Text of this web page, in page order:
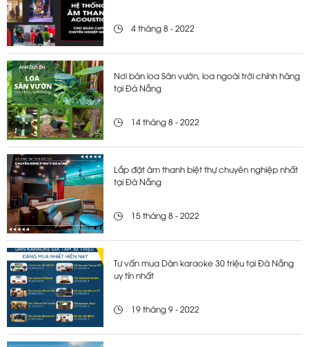
4 tháng 8 - 2022
Nơi bán loa Sân vườn, loa ngoài trời chính hãng
tại Đà Nẵng
14 tháng 8 - 2022
Lắp đặt âm thanh biệt thự chuyên nghiệp nhất
tại Đà Nẵng
15 tháng 8 - 2022
Tư vấn mua Dàn karaoke 30 triệu tại Đà Nẵng
uy tín nhất
19 tháng 9 - 2022